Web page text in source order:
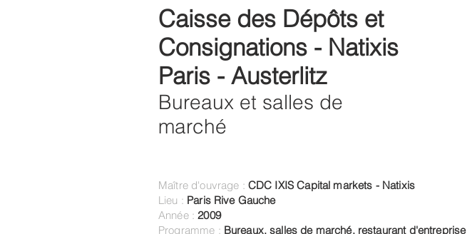
Caisse des Dépôts et
Consignations - Natixis
Paris - Austerlitz
Bureaux et salles de
marché
Maître d'ouvrage : CDC IXIS Capital markets - Natixis
Lieu : Paris Rive Gauche
Année :2009
Programme : Bureaux, salles de marché, restaurant d'entreprise